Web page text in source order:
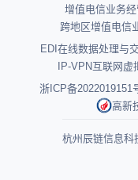
增值电信业务
跨地区增值电信
EDI在线数据处理与
IP-VPN互联网虚
浙ICP备2022019151
高新
杭州辰链信息